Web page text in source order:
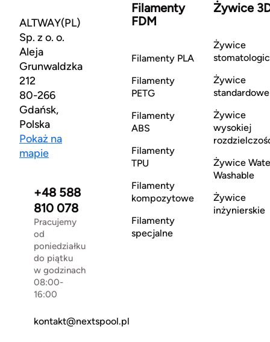
ALTWAY(PL)
Sp. z o. o.
Aleja
Grunwaldzka
212
80-266
Gdańsk,
Polska
Pokaż na
mapie
+48 588
810 078
Pracujemy
od
poniedziałku
do piątku
w godzinach
08:00-
16:00
kontakt@nextspool.pl
Filamenty
FDM
Filamenty PLA
Filamenty
PETG
Filamenty
ABS
Filamenty
TPU
Filamenty
kompozytowe
Filamenty
specjalne
Żywice
Żywice
Żywice
standardowe
Żywice
wysokiej
Żywice
Washable
Żywice
inżynierskie